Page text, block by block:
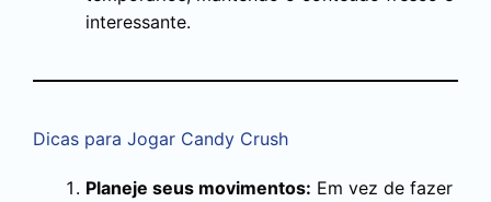
interessante.
Dicas para Jogar Candy Crush
Planeje seus movimentos: Em vez de fazer